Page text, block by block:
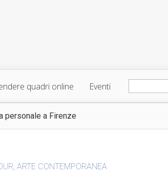
quadri online Eventi
personale a Firenze
, ARTE CONTEMPORANEA